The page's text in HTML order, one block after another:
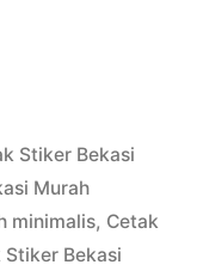
Stiker Bekasi
Murah
minimalis, Cetak
Stiker Bekasi